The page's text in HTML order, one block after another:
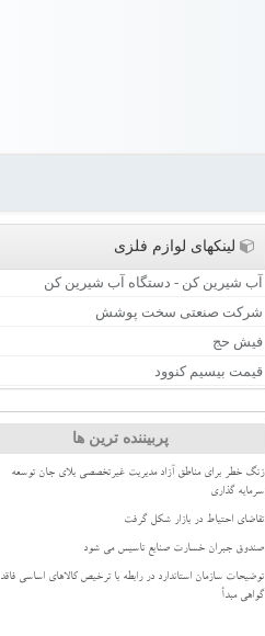
لینکهای لوازم فلزی
آب شیرین کن - دستگاه آب شیرین کن
شرکت صنعتی سخت پوشش
فیش حج
قیمت بیسیم کنوود
پربیننده ترین ها
زنگ خطر برای مناطق آزاد مدیریت غیرتخصصی بلای جان توسعه
سرمایه گذاری
تقاضای احتیاط در بازار شکل گرفت
صندوق جبران خسارت صنایع تاسیس می شود
توضیحات سازمان استاندارد در رابطه با ترخیص کالاهای اساسی فاقد
گواهی مبدأ